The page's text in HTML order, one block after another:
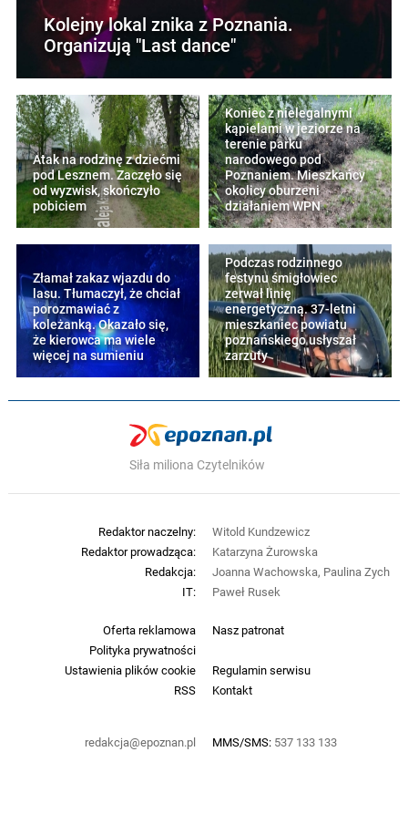
Kolejny lokal znika z Poznania.
Organizują "Last dance"
Atak na rodzinę z dziećmi
pod Lesznem. Zaczęło się
od wyzwisk, skończyło
pobiciem
Koniec z nielegalnymi
kąpielami w jeziorze na
terenie parku
narodowego pod
Poznaniem. Mieszkańcy
okolicy oburzeni
działaniem WPN
Złamał zakaz wjazdu do
lasu. Tłumaczył, że chciał
porozmawiać z
koleżanką. Okazało się,
że kierowca ma wiele
więcej na sumieniu
Podczas rodzinnego
festynu śmigłowiec
zerwał linię
energetyczną. 37-letni
mieszkaniec powiatu
poznańskiego usłyszał
zarzuty
Siła miliona Czytelników
Oferta reklamowa
Nasz patronat
Polityka prywatności
Ustawienia plików cookie
Regulamin serwisu
RSS
Kontakt
redakcja@epoznan.pl MMS/SMS: 537 133 133
Redaktor naczelny:
Witold Kundzewicz
Redaktor prowadząca:
Katarzyna Żurowska
Redakcja:
Joanna Wachowska, Paulina Zych
IT:
Paweł Rusek